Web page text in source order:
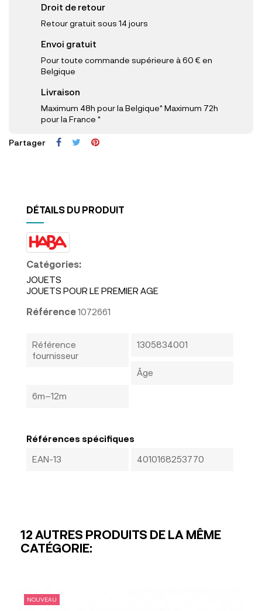
Droit de retour
Retour gratuit sous 14 jours
Envoi gratuit
Pour toute commande supérieure à 60 € en
Belgique
Livraison
Maximum 48h pour la Belgique* Maximum 72h
pour la France *
Partager
DÉTAILS DU PRODUIT
Catégories:
JOUETS
JOUETS POUR LE PREMIER AGE
Référence1072661
Référence
fournisseur
1305834001
Âge
6m–12m
Références spécifiques
EAN-13
4010168253770
12 AUTRES PRODUITS DE LA MÊME
CATÉGORIE:
NOUVEAU